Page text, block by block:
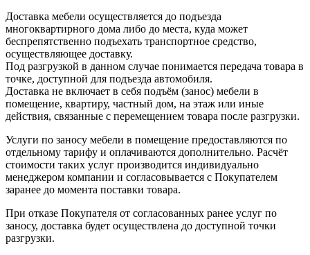
Доставка мебели осуществляется до подъезда
многоквартирного дома либо до места, куда может
беспрепятственно подъехать транспортное средство,
осуществляющее доставку.
Под разгрузкой в данном случае понимается передача товара в
точке, доступной для подъезда автомобиля.
Доставка не включает в себя подъём (занос) мебели в
помещение, квартиру, частный дом, на этаж или иные
действия, связанные с перемещением товара после разгрузки.
Услуги по заносу мебели в помещение предоставляются по
отдельному тарифу и оплачиваются дополнительно. Расчёт
стоимости таких услуг производится индивидуально
менеджером компании и согласовывается с Покупателем
заранее до момента поставки товара.
При отказе Покупателя от согласованных ранее услуг по
заносу, доставка будет осуществлена до доступной точки
разгрузки.